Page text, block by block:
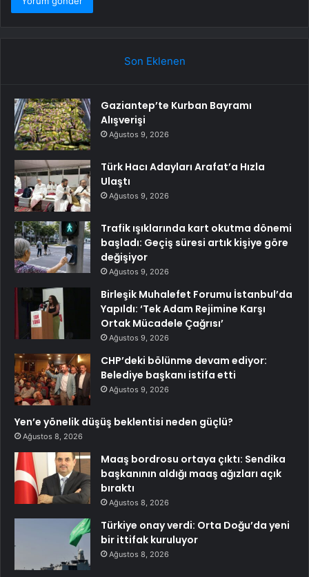
Son Eklenen
Gaziantep’te Kurban Bayramı
Alışverişi
Ağustos 9, 2026
Türk Hacı Adayları Arafat’a Hızla
Ulaştı
Ağustos 9, 2026
Trafik ışıklarında kart okutma dönemi
başladı: Geçiş süresi artık kişiye göre
değişiyor
Ağustos 9, 2026
Birleşik Muhalefet Forumu İstanbul’da
Yapıldı: ‘Tek Adam Rejimine Karşı
Ortak Mücadele Çağrısı’
Ağustos 9, 2026
CHP’deki bölünme devam ediyor:
Belediye başkanı istifa etti
Ağustos 9, 2026
Yen’e yönelik düşüş beklentisi neden güçlü?
Ağustos 8, 2026
Maaş bordrosu ortaya çıktı: Sendika
başkanının aldığı maaş ağızları açık
bıraktı
Ağustos 8, 2026
Türkiye onay verdi: Orta Doğu’da yeni
bir ittifak kuruluyor
Ağustos 8, 2026